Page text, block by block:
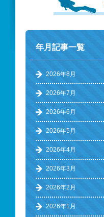
年月記事一覧
2026年8月
2026年7月
2026年6月
2026年5月
2026年4月
2026年3月
2026年2月
2026年1月